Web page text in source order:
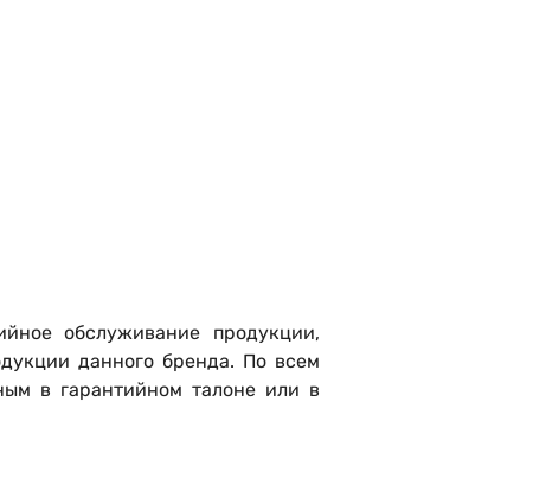
обслуживание продукции,
данного бренда. По всем
в гарантийном талоне или в